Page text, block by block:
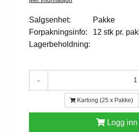
Salgsenhet:
Pakke
Forpakningsinfo:
12 stk pr.
Lagerbeholdning:
-
Kartong (25 x Pakke)
Logg